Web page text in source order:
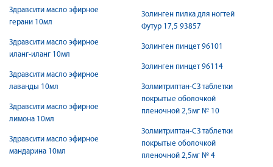
Здравсити масло эфирное
герани 10мл
Здравсити масло эфирное
иланг-иланг 10мл
Здравсити масло эфирное
лаванды 10мл
Здравсити масло эфирное
лимона 10мл
Здравсити масло эфирное
мандарина 10мл
Золинген пилка для ногтей
Футур 17,5 93857
Золинген пинцет 96101
Золинген пинцет 96114
Золмитриптан-СЗ таблетки
покрытые оболочкой
пленочной 2,5мг № 10
Золмитриптан-СЗ таблетки
покрытые оболочкой
пленочной 2,5мг № 4